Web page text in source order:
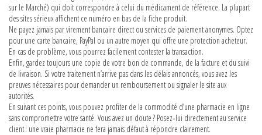
sur le Marché) qui doit correspondre à celui du médicament de référence. La plupart
des sites sérieux affichent ce numéro en bas de la fiche produit.
Ne payez jamais par virement bancaire direct ou services de paiement anonymes. Optez
pour une carte bancaire, PayPal ou un autre moyen qui offre une protection acheteur.
En cas de problème, vous pourrez facilement contester la transaction.
Enfin, gardez toujours une copie de votre bon de commande, de la facture et du suivi
de livraison. Si votre traitement n’arrive pas dans les délais annoncés, vous avez les
preuves nécessaires pour demander un remboursement ou signaler le site aux
autorités.
En suivant ces points, vous pouvez profiter de la commodité d’une pharmacie en ligne
sans compromettre votre santé. Vous avez un doute ? Posez‑lui directement au service
client : une vraie pharmacie ne fera jamais défaut à répondre clairement.